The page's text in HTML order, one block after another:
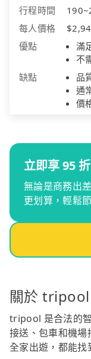
行程時間
每人價格
優點
滿
不
缺點
品
通
價
立即享 95
無論是商務出
更划算，輕鬆
關於
tripool 是合法的
接送、包車和機
全家出遊，都能找